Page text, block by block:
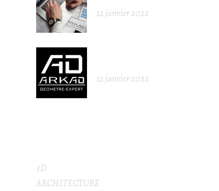
12 janvier 2022
12 janvier 2022
3D
ARCHITECTURE